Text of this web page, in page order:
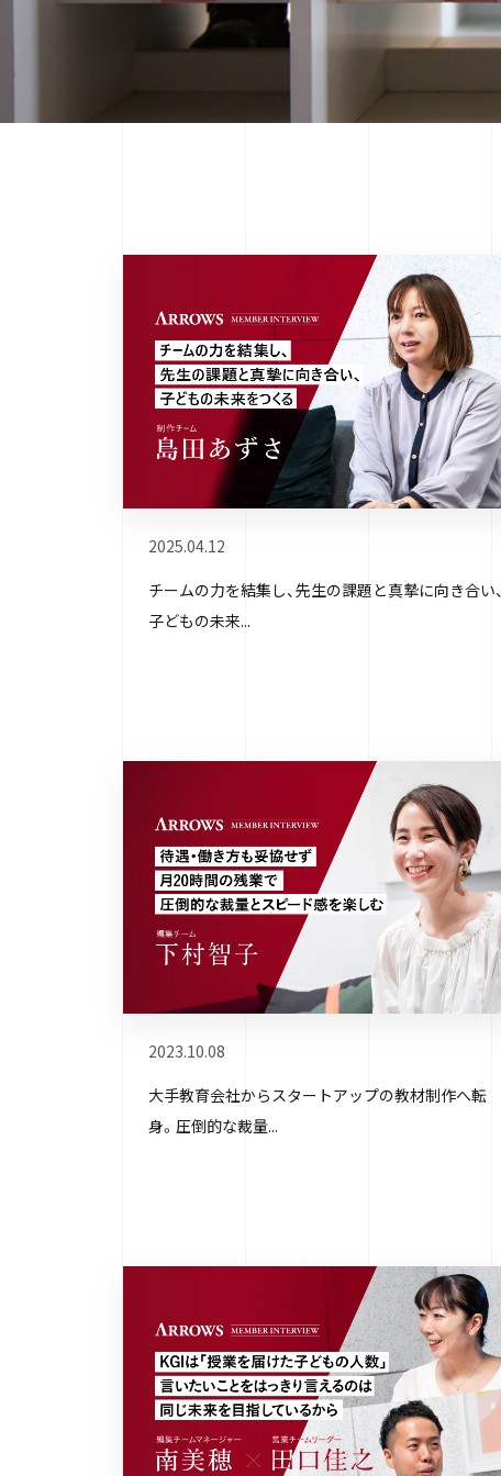
2025.04.12
チームの力を結集し、先生の課題と真摯に向き合い、
子どもの未来...
2023.10.08
大手教育会社からスタートアップの教材制作へ転
身。圧倒的な裁量...